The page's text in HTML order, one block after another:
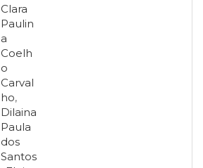
Clara
Paulin
a
Coelh
o
Carval
ho,
Dilaina
Paula
dos
Santos